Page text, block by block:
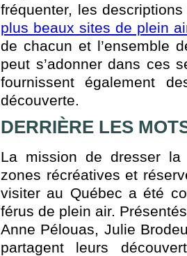
fréquenter, les
plus beaux sites de plein
de chacun et l’ensemble
peut s’adonner dans ces
fournissent également
découverte.
DERRIÈRE LES
La mission de dresser
zones récréatives et
visiter au Québec a été
férus de plein air.
Anne Pélouas, Julie
partagent leurs